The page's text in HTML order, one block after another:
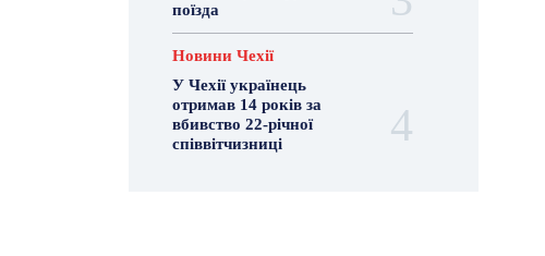
поїзда
Новини Чехії
У Чехії українець
отримав 14 років за
вбивство 22-річної
співвітчизниці